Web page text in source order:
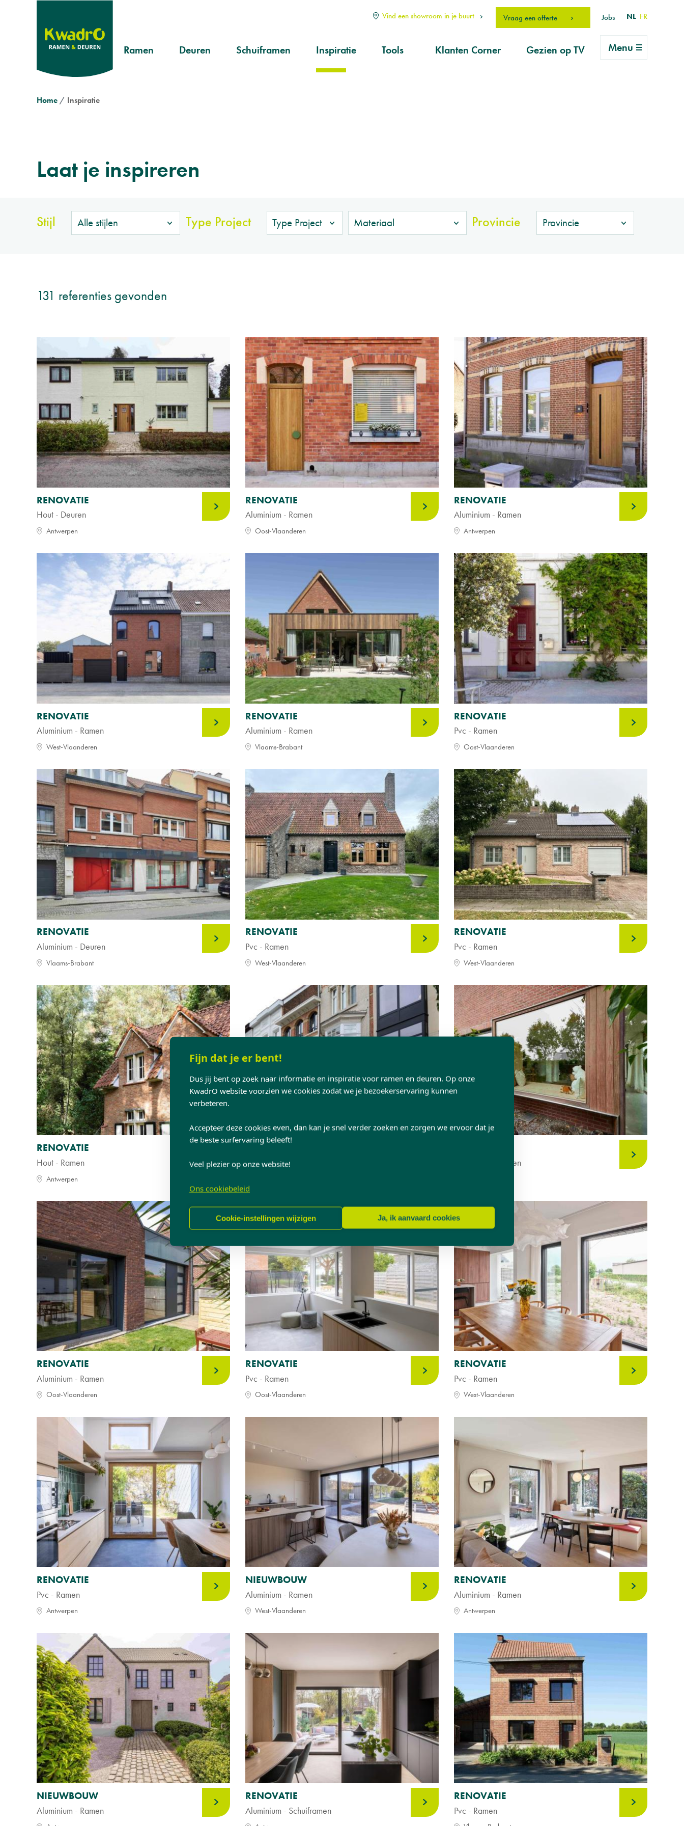
Fijn dat je er bent!
Dus jij bent op zoek naar informatie en inspiratie voor ramen en deuren. Op onze
KwadrO website voorzien we cookies zodat we je bezoekerservaring kunnen
verbeteren.
Accepteer deze cookies even, dan kan je snel verder zoeken en zorgen we ervoor dat je
de beste surfervaring beleeft!
Veel plezier op onze website!
Ons cookiebeleid
Cookie-instellingen wijzigen Ja, ik aanvaard cookies
Vind een showroom in je buurt Vraag een offerte Jobs NL FR
Header
Ramen Deuren Schuiframen Inspiratie Tools Klanten Corner Gezien op TV Menu
Kruimelpad
Home Inspiratie
Laat je inspireren
Stijl Type Project Provincie
131 referenties gevonden
RENOVATIE
Hout - Deuren
Antwerpen
RENOVATIE
Aluminium - Ramen
Oost-Vlaanderen
RENOVATIE
Aluminium - Ramen
Antwerpen
RENOVATIE
Aluminium - Ramen
West-Vlaanderen
RENOVATIE
Aluminium - Ramen
Vlaams-Brabant
RENOVATIE
Pvc - Ramen
Oost-Vlaanderen
RENOVATIE
Aluminium - Deuren
Vlaams-Brabant
RENOVATIE
Pvc - Ramen
West-Vlaanderen
RENOVATIE
Pvc - Ramen
West-Vlaanderen
RENOVATIE
Hout - Ramen
Antwerpen
RENOVATIE
Hout - Ramen Aluminium - Ramen
RENOVATIE
Aluminium - Ramen
Oost-Vlaanderen
RENOVATIE
Pvc - Ramen
Oost-Vlaanderen
RENOVATIE
Pvc - Ramen
West-Vlaanderen
RENOVATIE
Pvc - Ramen
Antwerpen
NIEUWBOUW
Aluminium - Ramen
West-Vlaanderen
RENOVATIE
Aluminium - Ramen
Antwerpen
NIEUWBOUW
Aluminium - Ramen
RENOVATIE
Aluminium - Schuiframen
RENOVATIE
Pvc - Ramen